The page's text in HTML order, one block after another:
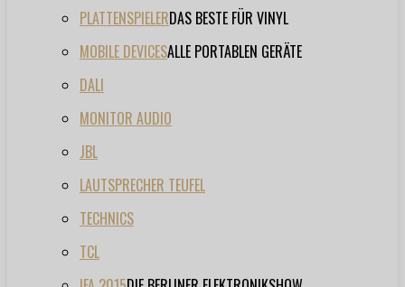
PLATTENSPIELERDAS BESTE FÜR VINYL
MOBILE DEVICESALLE PORTABLEN GERÄTE
DALI
MONITOR AUDIO
JBL
LAUTSPRECHER TEUFEL
TECHNICS
TCL